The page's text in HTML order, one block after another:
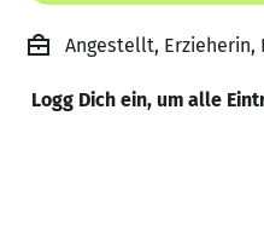
Angestellt, Erzieherin,
Logg Dich ein, um alle